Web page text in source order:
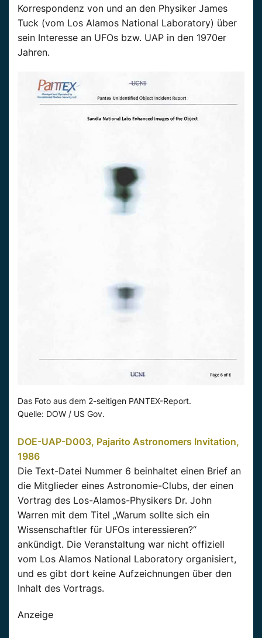
Korrespondenz von und an den Physiker James
Tuck (vom Los Alamos National Laboratory) über
sein Interesse an UFOs bzw. UAP in den 1970er
Jahren.
Das Foto aus dem 2-seitigen PANTEX-Report.
Quelle: DOW / US Gov.
DOE-UAP-D003, Pajarito Astronomers Invitation,
1986
Die Text-Datei Nummer 6 beinhaltet einen Brief an
die Mitglieder eines Astronomie-Clubs, der einen
Vortrag des Los-Alamos-Physikers Dr. John
Warren mit dem Titel „Warum sollte sich ein
Wissenschaftler für UFOs interessieren?“
ankündigt. Die Veranstaltung war nicht offiziell
vom Los Alamos National Laboratory organisiert,
und es gibt dort keine Aufzeichnungen über den
Inhalt des Vortrags.
Anzeige